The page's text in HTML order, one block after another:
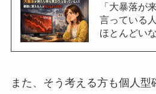
「大暴落が
言っている
ほとんどい
また、そう考える方も個人